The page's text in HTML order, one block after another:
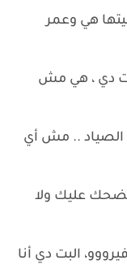
هي وعمر
دي ، هي مش
الصياد .. مش أي
تضحك عليك ولا
البت دي أنا